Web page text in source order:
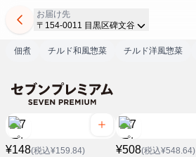
お届け先
〒154-0011 目黒区碑文谷
佃煮 チルド和風惣菜 チルド洋風惣菜
¥148(税込¥159.84) ¥508(税込¥548.64)